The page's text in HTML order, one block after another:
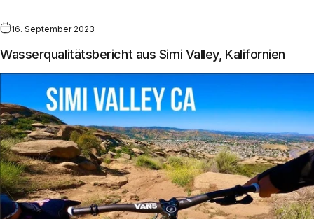
16. September 2023
Wasserqualitätsbericht aus Simi Valley, Kalifornien